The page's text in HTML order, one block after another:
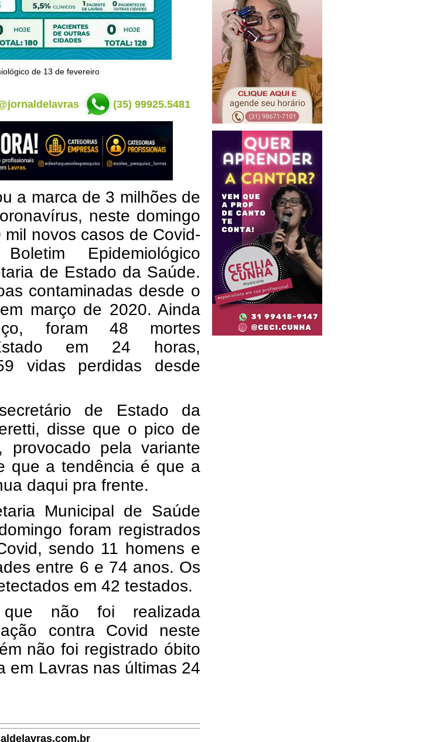
de 13 de fevereiro
(35) 99925.5481
a marca de 3 milhões de
neste domingo
novos casos de Covid-
Epidemiológico
de Estado da Saúde.
contaminadas desde o
março de 2020. Ainda
foram 48 mortes
em 24 horas,
vidas perdidas desde
de Estado da
disse que o pico de
provocado pela variante
que a tendência é que a
daqui pra frente.
Municipal de Saúde
foram registrados
sendo 11 homens e
entre 6 e 74 anos. Os
em 42 testados.
que não foi realizada
contra Covid neste
não foi registrado óbito
em Lavras nas últimas 24